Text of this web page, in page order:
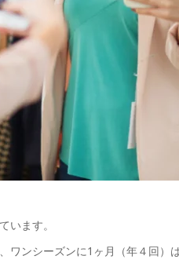
います。
ワンシーズンに1ヶ月（年４回）